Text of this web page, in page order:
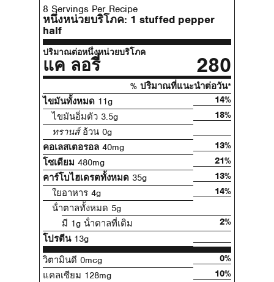
8 Servings Per Recipe
หนึ่งหน่วยบริโภค: 1 stuffed pepper
half
ปริมาณต่อหนึ่งหน่วยบริโภค
แค ลอรี่ 280
% ปริมาณที่แนะนําต่อวัน*
ไขมันทั้งหมด 11g
14%
ไขมันอิ่มตัว 3.5g
18%
ทรานส์อ้วน 0g
คอเลสเตอรอล 40mg
13%
โซเดียม 480mg
21%
คาร์โบไฮเดรตทั้งหมด 35g
13%
ใยอาหาร 4g
14%
น้ําตาลทั้งหมด 5g
มี 1g น้ําตาลที่เติม
2%
โปรตีน13g
วิตามินดี 0mcg
0%
แคลเซียม 128mg
10%